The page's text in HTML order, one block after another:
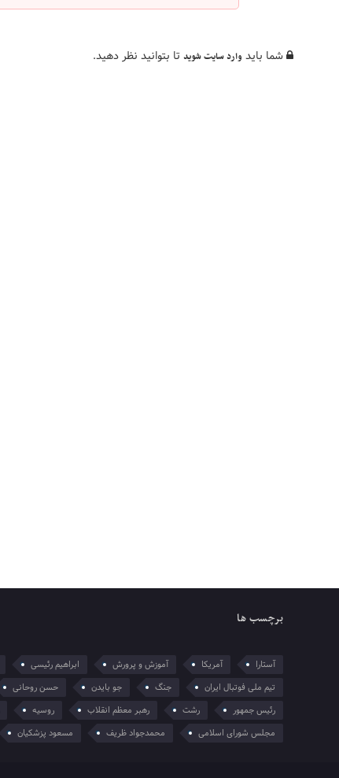
شما باید وارد سایت شوید تا بتوانید نظر دهید.
برچسب ها
آستارا آمریکا آموزش و پرورش ابراهیم رئیسی
تیم ملی فوتبال ایران
جنگ جو بایدن حسن روحانی
رئیس جمهور
رشت رهبر معظم انقلاب روسیه
مجلس شورای اسلامی
محمدجواد ظریف مسعود پزشکیان